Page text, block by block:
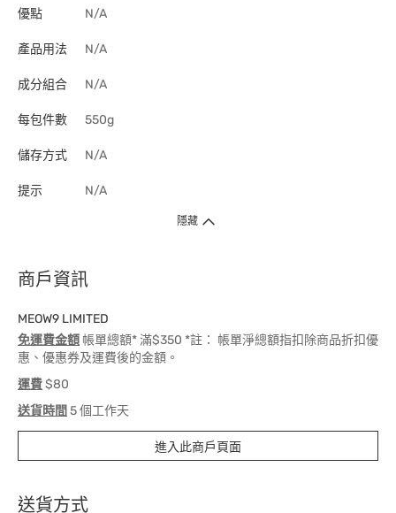
優點 N/A
產品用法 N/A
成分組合 N/A
每包件數 550g
儲存方式 N/A
提示 N/A
隱藏
商戶資訊
MEOW9 LIMITED
免運費金額 帳單總額* 滿$350 *註： 帳單淨總額指扣除商品折扣優
惠、優惠券及運費後的金額。
運費$80
送貨時間 5 個工作天
進入此商戶頁面
送貨方式